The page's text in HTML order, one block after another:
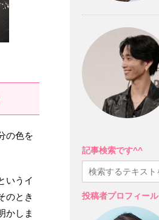
の色を
いうイ
のとき
かしま
記事検索です^^
投稿者プロフィール